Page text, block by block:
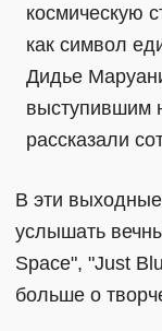
космическую
как символ
Дидье
выступившим
рассказали
В эти
услышать
Space", "Just
больше о